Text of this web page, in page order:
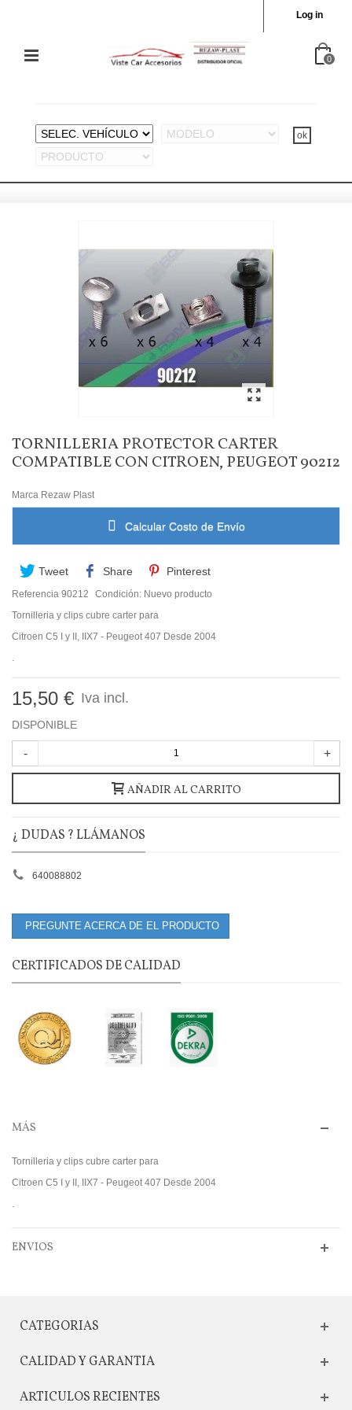
Log in
0
TORNILLERIA PROTECTOR CARTER
COMPATIBLE CON CITROEN, PEUGEOT 90212
Marca Rezaw Plast
Calcular Costo de Envío
Tweet Share Pinterest
Referencia 90212 Condición: Nuevo producto
Tornilleria y clips cubre carter para
Citroen C5 I y II, IIX7 - Peugeot 407 Desde 2004
.
15,50 € Iva incl.
DISPONIBLE
- +
AÑADIR AL CARRITO
¿ DUDAS ? LLÁMANOS
640088802
PREGUNTE ACERCA DE EL PRODUCTO
CERTIFICADOS DE CALIDAD
MÁS
Tornilleria y clips cubre carter para
Citroen C5 I y II, IIX7 - Peugeot 407 Desde 2004
.
ENVIOS
CATEGORIAS
CALIDAD Y GARANTIA
ARTICULOS RECIENTES